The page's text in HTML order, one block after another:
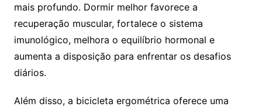
mais profundo. Dormir melhor favorece a
recuperação muscular, fortalece o sistema
imunológico, melhora o equilíbrio hormonal e
aumenta a disposição para enfrentar os desafios
diários.
Além disso, a bicicleta ergométrica oferece uma